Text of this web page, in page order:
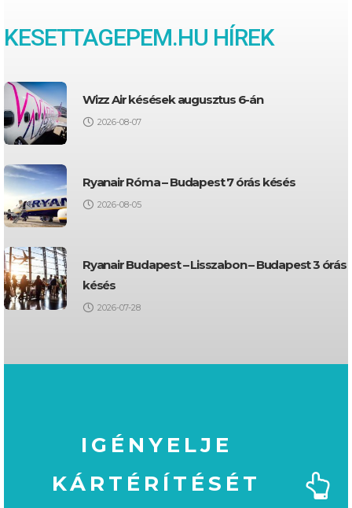
KESETTAGEPEM.HU HÍREK
Wizz Air késések augusztus 6-án
2026-08-07
Ryanair Róma – Budapest 7 órás késés
2026-08-05
Ryanair Budapest – Lisszabon – Budapest 3 órás
késés
2026-07-28
IGÉNYELJE
KÁRTÉRÍTÉSÉT